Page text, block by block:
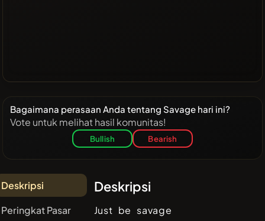
Bagaimana perasaan Anda tentang Savage hari ini?
Vote untuk melihat hasil komunitas!
Bullish Bearish
Deskripsi
Peringkat Pasar
Deskripsi
Just be savage